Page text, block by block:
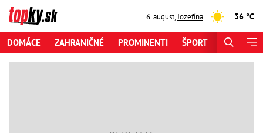
6. august,Jozefína 36 °C
DOMÁCE ZAHRANIČNÉ PROMINENTI ŠPORT